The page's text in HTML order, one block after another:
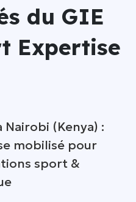
du GIE
Expertise
(Kenya) :
mobilisé pour
sport &